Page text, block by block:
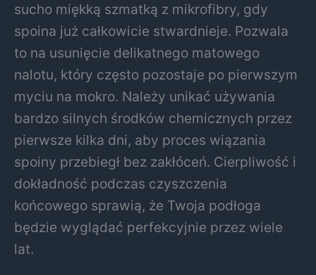
sucho miękką szmatką z mikrofibry, gdy
spoina już całkowicie stwardnieje. Pozwala
to na usunięcie delikatnego matowego
nalotu, który często pozostaje po pierwszym
myciu na mokro. Należy unikać używania
bardzo silnych środków chemicznych przez
pierwsze kilka dni, aby proces wiązania
spoiny przebiegł bez zakłóceń. Cierpliwość i
dokładność podczas czyszczenia
końcowego sprawią, że Twoja podłoga
będzie wyglądać perfekcyjnie przez wiele
lat.